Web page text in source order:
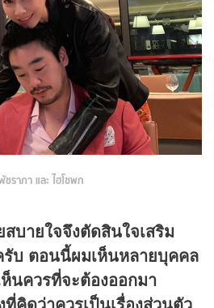
ชราภา และ ไฮโซพก
บายใจจึงตัดสินใจเสริม
รับ ตอนนี้ผมเห็นหลายบุคคล
นควรที่จะต้องออกมา